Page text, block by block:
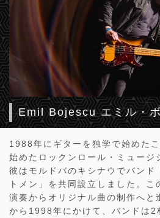
Emil Bojescu エミル・
1988年にギターを独学で始めた
始めたロックンロール・ミュージ
彼はモルドバのキシナウでバンド
トメン」を共同設立しました。
演奏からオリジナル曲の制作へ
から1998年にかけて、バンドは2